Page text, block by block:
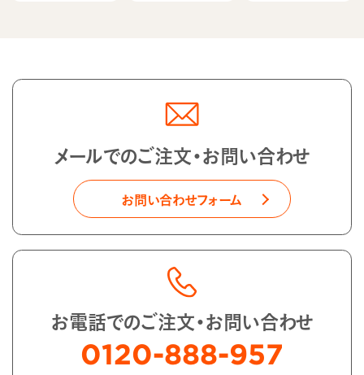
メールでのご注文・お問い合わせ
お問い合わせフォーム
お電話でのご注文・お問い合わせ
0120-888-957